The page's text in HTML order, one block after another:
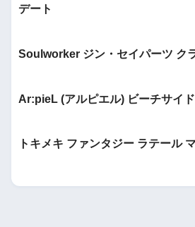
デート
Soulworker ジン・セイパーツ ク
Ar:pieL (アルピエル) ビーチサイ
トキメキ ファンタジー ラテール